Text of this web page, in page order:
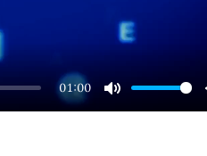
01:00
MUTE